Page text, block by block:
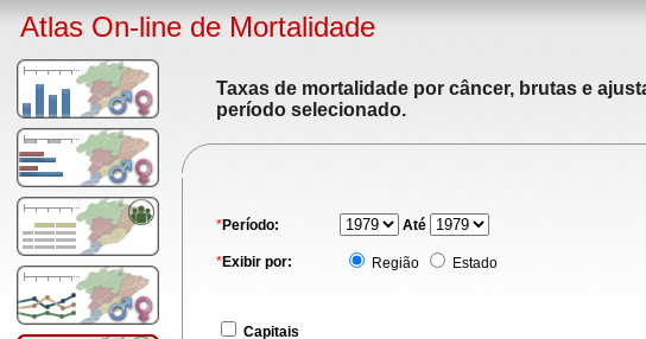
Atlas On-line de Mortalidade
Taxas de mortalidade por câncer, brutas e
período selecionado.
*Período: Até
*Exibir por: Região Estado
Capitais